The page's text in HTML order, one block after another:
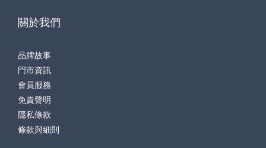
關於我們
品牌故事
門市資訊
會員服務
免責聲明
隱私條款
條款與細則